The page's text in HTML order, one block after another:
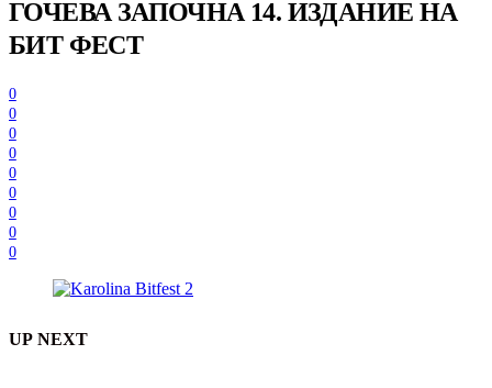
ГОЧЕВА ЗАПОЧНА 14. ИЗДАНИЕ НА
БИТ ФЕСТ
0
0
0
0
0
0
0
0
0
UP NEXT